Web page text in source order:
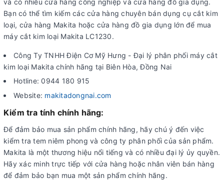
Bạn có thể tìm kiếm các cửa hàng chuyên bán dụng cụ cắt kim
loại, cửa hàng Makita hoặc cửa hàng đồ gia dụng lớn để mua
máy cắt kim loại Makita LC1230.
Công Ty TNHH Điện Cơ Mỹ Hưng - Đại lý phân phối máy cắt
kim loại Makita chính hãng tại Biên Hòa, Đồng Nai
Hotline: 0944 180 915
Website: makitadongnai.com
Kiểm tra tính chính hãng:
Để đảm bảo mua sản phẩm chính hãng, hãy chú ý đến việc
kiểm tra tem niêm phong và công ty phân phối của sản phẩm.
Makita là một thương hiệu nổi tiếng và có nhiều đại lý ủy quyền.
Hãy xác minh trực tiếp với cửa hàng hoặc nhân viên bán hàng
để đảm bảo bạn mua một sản phẩm chính hãng.